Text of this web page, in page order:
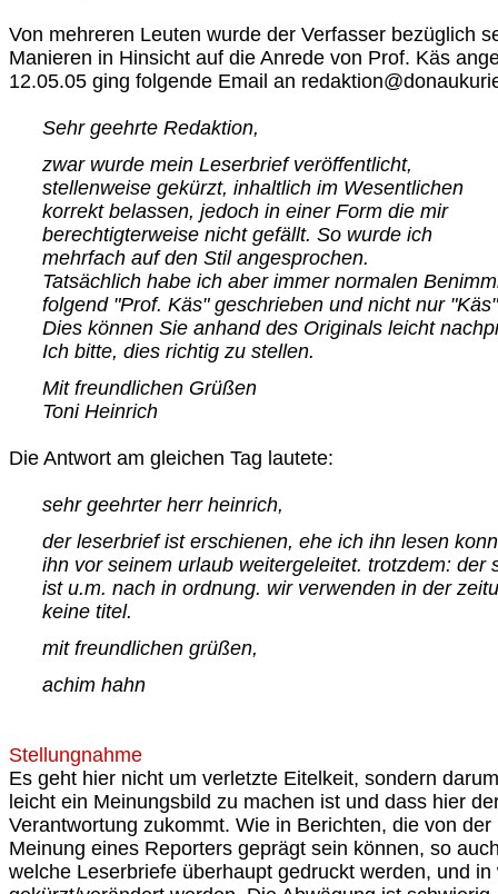
Von mehreren Leuten wurde der Verfasser bezüglich
Manieren in Hinsicht auf die Anrede von Prof. Käs
12.05.05 ging folgende Email an
Sehr geehrte Redaktion,
zwar wurde mein Leserbrief veröffentlicht,
stellenweise gekürzt, inhaltlich im Wesentlichen
korrekt belassen, jedoch in einer Form die mir
berechtigterweise nicht gefällt. So wurde ich
mehrfach auf den Stil angesprochen.
Tatsächlich habe ich aber immer normalen
folgend "Prof. Käs" geschrieben und nicht nur
Dies können Sie anhand des Originals leicht
Ich bitte, dies richtig zu stellen.
Mit freundlichen Grüßen
Toni Heinrich
Die Antwort am gleichen Tag lautete:
sehr geehrter herr heinrich,
der leserbrief ist erschienen, ehe ich ihn lesen
ihn vor seinem urlaub weitergeleitet. trotzdem: der
ist u.m. nach in ordnung. wir verwenden in der
keine titel.
mit freundlichen grüßen,
achim hahn
Stellungnahme
Es geht hier nicht um verletzte Eitelkeit, sondern
leicht ein Meinungsbild zu machen ist und dass hier
Verantwortung zukommt. Wie in Berichten, die von der
Meinung eines Reporters geprägt sein können, so
welche Leserbriefe überhaupt gedruckt werden, und